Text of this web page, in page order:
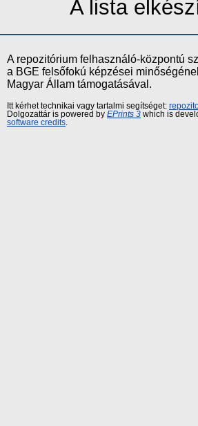
A lista
A repozitórium felhasználó-központú
a BGE felsőfokú képzései
Magyar Állam támogatásával.
Itt kérhet technikai vagy tartalmi segítséget:
Dolgozattár is powered by EPrints 3 which is
software credits